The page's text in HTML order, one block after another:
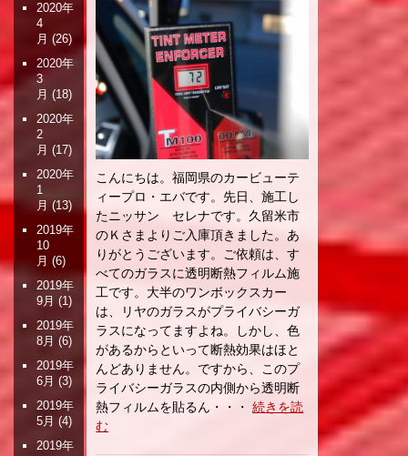
こんにちは。福岡県のカービューテ
ィープロ・エバです。先日、施工し
たニッサン セレナです。久留米市
のＫさまよりご入庫頂きました。あ
りがとうございます。ご依頼は、す
べてのガラスに透明断熱フィルム施
工です。大半のワンボックスカー
は、リヤのガラスがプライバシーガ
ラスになってますよね。しかし、色
があるからといって断熱効果はほと
んどありません。ですから、このプ
ライバシーガラスの内側から透明断
熱フィルムを貼るん・・・続きを読
む
2020年
4
月 (26)
2020年
3
月 (18)
2020年
2
月 (17)
2020年
1
月 (13)
2019年
10
月 (6)
2019年
9月 (1)
2019年
8月 (6)
2019年
6月 (3)
2019年
5月 (4)
2019年